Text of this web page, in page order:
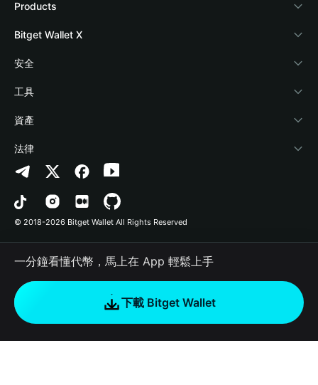
關於 Bitget Wallet
部落格
學院
加密資訊
幫助中心
‌聯繫我們
品牌資源
工作機會
Products
Crypto Card
Stablecoin Earn
Payfi Crypto
Crypto Swap API
Altcoin Season Index
Prediction Markets
DApp
RWA
如何購買加密貨幣
Bitget Wallet X
開發者文件
連接錢包
Bitget Wallet Pay
合作上架
安全
風險保障基金
安全防護技術
工具
快捷買幣
授權檢測
合約檢測
批次轉帳
資產
Arbitrum
Avalanche
Bitcoin
Polygon
法律
隱私協議
用戶使用協議
© 2018-2026 Bitget Wallet All Rights Reserved
一分鐘看懂代幣，馬上在 App 輕鬆上手
下載 Bitget Wallet